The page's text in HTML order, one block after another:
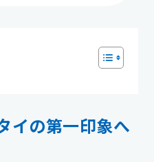
イの第一印象へ